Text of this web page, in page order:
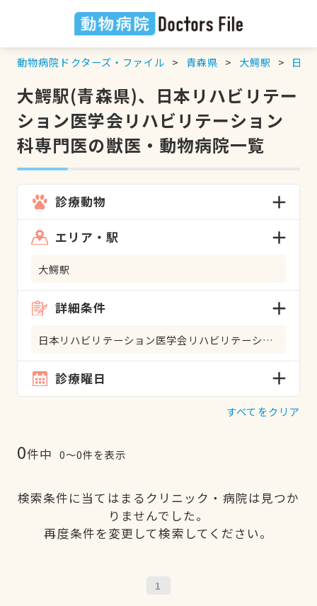
動物病院ドクターズ・ファイル 青森県 大鰐駅 日
大鰐駅(青森県)、日本リハビリテー
ション医学会リハビリテーション
科専門医の獣医・動物病院一覧
診療動物
エリア・駅
大鰐駅
詳細条件
日本リハビリテーション医学会リハビリテーション科専門医
診療曜日
すべてをクリア
0件中 0〜0件を表示
検索条件に当てはまるクリニック・病院は見つか
りませんでした。
再度条件を変更して検索してください。
1